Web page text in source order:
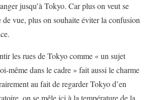
jusqu’à Tokyo. Car plus on veut se
de vue, plus on souhaite éviter la confusion
les rues de Tokyo comme « un sujet
même dans le cadre » fait aussi le charme
au fait de regarder Tokyo d’en